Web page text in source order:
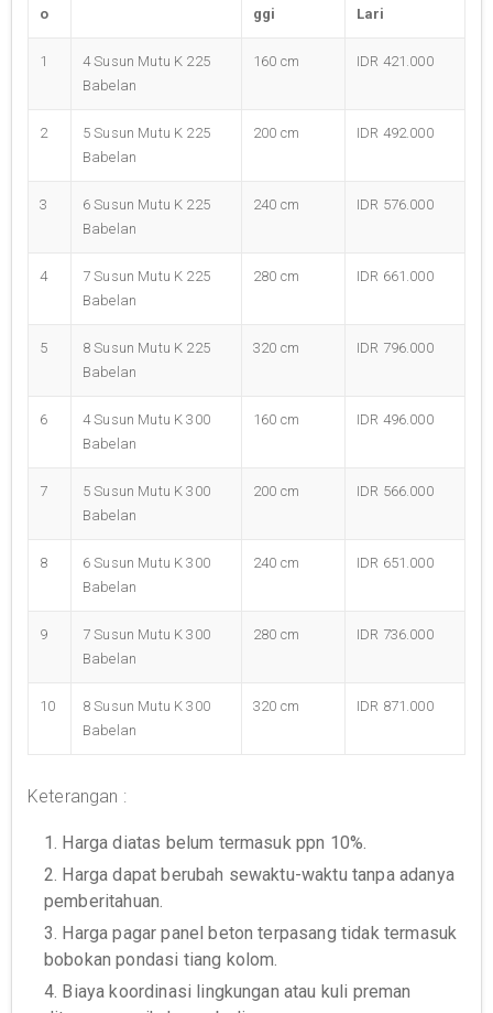
o
ggi
Lari
1
4 Susun Mutu K 225
Babelan
160 cm IDR 421.000
2
5 Susun Mutu K 225
Babelan
200 cm IDR 492.000
3
6 Susun Mutu K 225
Babelan
240 cm IDR 576.000
4
7 Susun Mutu K 225
Babelan
280 cm IDR 661.000
5
8 Susun Mutu K 225
Babelan
320 cm IDR 796.000
6
4 Susun Mutu K 300
Babelan
160 cm IDR 496.000
7
5 Susun Mutu K 300
Babelan
200 cm IDR 566.000
8
6 Susun Mutu K 300
Babelan
240 cm IDR 651.000
9
7 Susun Mutu K 300
Babelan
280 cm IDR 736.000
10
8 Susun Mutu K 300
Babelan
320 cm IDR 871.000
Keterangan :
1. Harga diatas belum termasuk ppn 10%.
2. Harga dapat berubah sewaktu-waktu tanpa adanya
pemberitahuan.
3. Harga pagar panel beton terpasang tidak termasuk
bobokan pondasi tiang kolom.
4. Biaya koordinasi lingkungan atau kuli preman